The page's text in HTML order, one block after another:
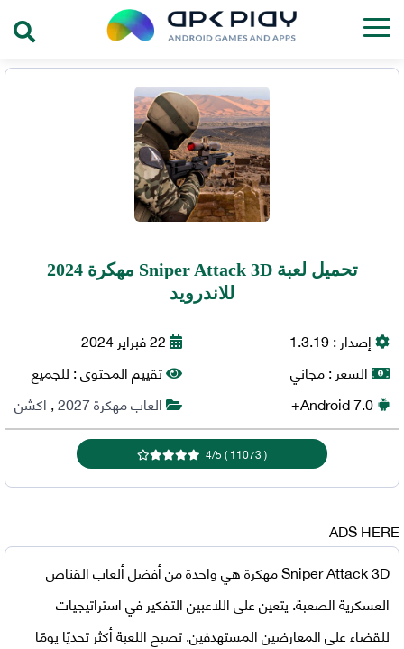
تحميل لعبة Sniper Attack 3D مهكرة 2024
للاندرويد
إصدار :1.3.19
السعر :مجاني
Android7.0+
22 فبراير 2024
تقييم المحتوى :للجميع
العاب مهكرة 2027
,اكشن
(
11073
)
4/5
ADS HERE
Sniper Attack 3D مهكرة
هي واحدة من أفضل ألعاب القناص
العسكرية الصعبة. يتعين على اللاعبين التفكير في استراتيجيات
للقضاء على المعارضين المستهدفين. تصبح اللعبة أكثر تحديًا يومًا